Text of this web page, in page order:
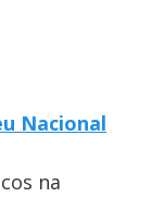
Nacional
na